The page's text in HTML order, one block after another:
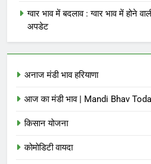
ग्वार भाव में बदलाव : ग्वार भाव में होने
अपडेट
अनाज मंडी भाव हरियाणा
आज का मंडी भाव | Mandi Bhav
किसान योजना
कोमोडिटी वायदा